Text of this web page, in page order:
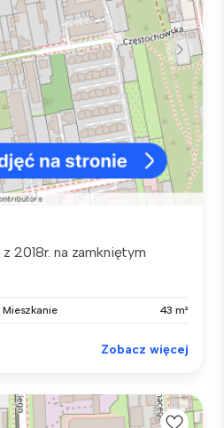
2018r. na zamkniętym
Mieszkanie 43 m²
Zobacz więcej